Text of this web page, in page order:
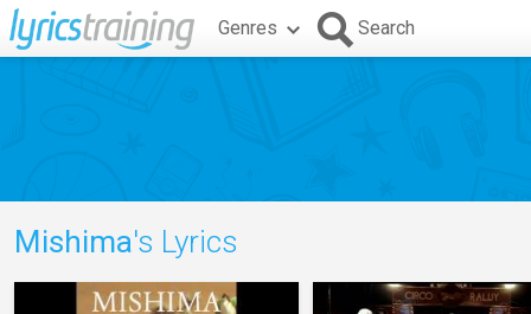
Genres Search
Mishima's Lyrics